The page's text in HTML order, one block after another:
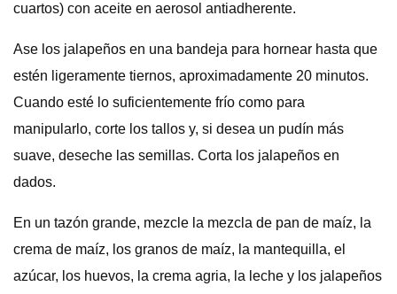
cuartos) con aceite en aerosol antiadherente.
Ase los jalapeños en una bandeja para hornear hasta que
estén ligeramente tiernos, aproximadamente 20 minutos.
Cuando esté lo suficientemente frío como para
manipularlo, corte los tallos y, si desea un pudín más
suave, deseche las semillas. Corta los jalapeños en
dados.
En un tazón grande, mezcle la mezcla de pan de maíz, la
crema de maíz, los granos de maíz, la mantequilla, el
azúcar, los huevos, la crema agria, la leche y los jalapeños